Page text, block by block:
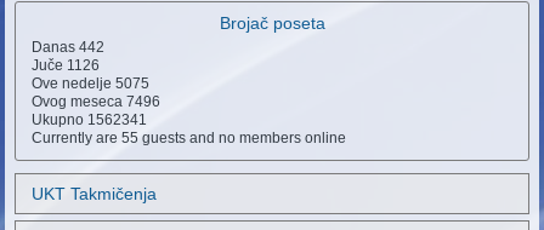
Brojač poseta
Danas442
Juče 1126
Ove nedelje5075
Ovog meseca7496
Ukupno 1562341
Currently are 55 guests and no members online
UKT Takmičenja